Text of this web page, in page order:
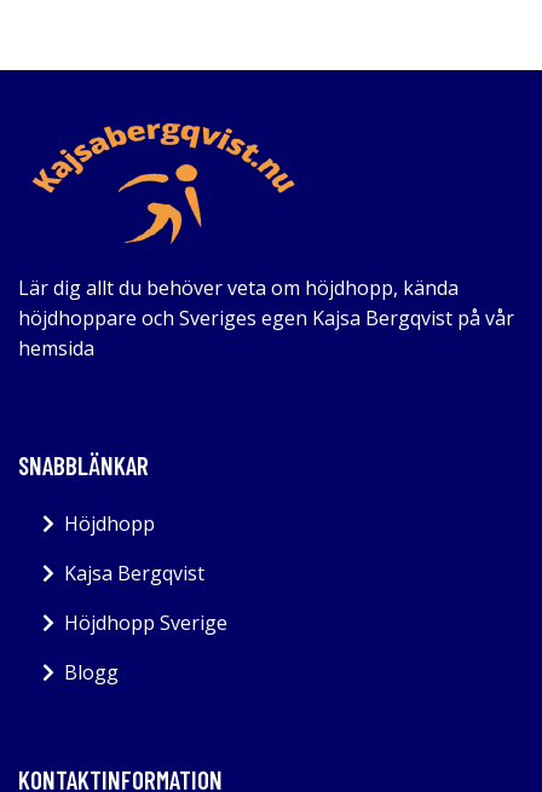
Lär dig allt du behöver veta om höjdhopp, kända
höjdhoppare och Sveriges egen Kajsa Bergqvist på vår
hemsida
SNABBLÄNKAR
Höjdhopp
Kajsa Bergqvist
Höjdhopp Sverige
Blogg
KONTAKTINFORMATION